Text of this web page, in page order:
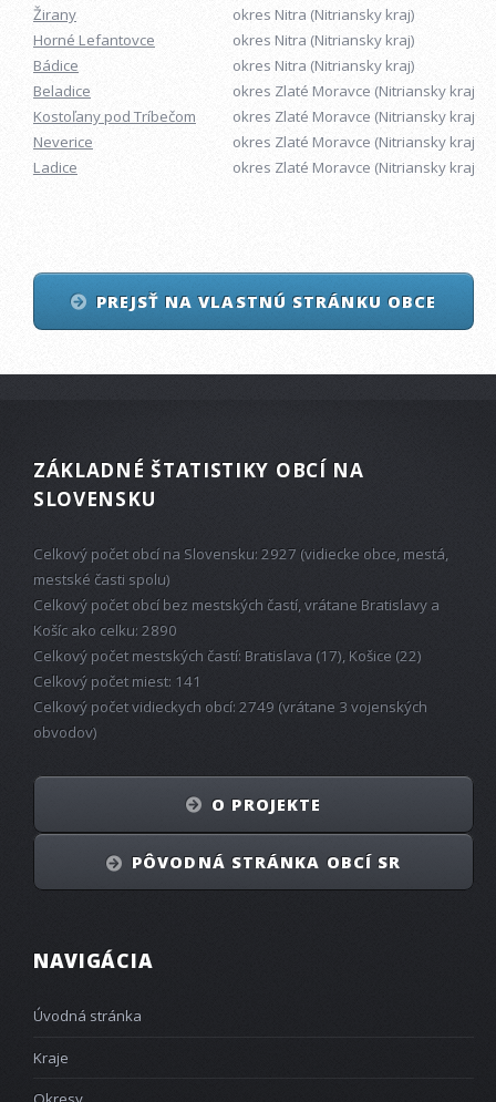
Žirany
okres Nitra (Nitriansky kraj)
Horné Lefantovce
okres Nitra (Nitriansky kraj)
Bádice
okres Nitra (Nitriansky kraj)
Beladice
okres Zlaté Moravce (Nitriansky kraj)
Kostoľany pod Tríbečom
okres Zlaté Moravce (Nitriansky kraj)
Neverice
okres Zlaté Moravce (Nitriansky kraj)
Ladice
okres Zlaté Moravce (Nitriansky kraj)
PREJSŤ NA VLASTNÚ STRÁNKU OBCE
NAVIGÁCIA
Úvodná stránka
Kraje
ZÁKLADNÉ ŠTATISTIKY OBCÍ NA
SLOVENSKU
Celkový počet obcí na Slovensku: 2927 (vidiecke obce, mestá,
mestské časti spolu)
Celkový počet obcí bez mestských častí, vrátane Bratislavy a
Košíc ako celku: 2890
Celkový počet mestských častí: Bratislava (17), Košice (22)
Celkový počet miest: 141
Celkový počet vidieckych obcí: 2749 (vrátane 3 vojenských
obvodov)
O PROJEKTE
PÔVODNÁ STRÁNKA OBCÍ SR